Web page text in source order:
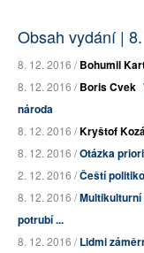
Obsah vydání |
8. 12. 2016 /Bohumil
8. 12. 2016 /Boris Cvek
národa
8. 12. 2016 /Kryštof
8. 12. 2016 /Otázka
2. 12. 2016 /Čeští
8. 12. 2016 /
potrubí ...
8. 12. 2016 /Lidmi